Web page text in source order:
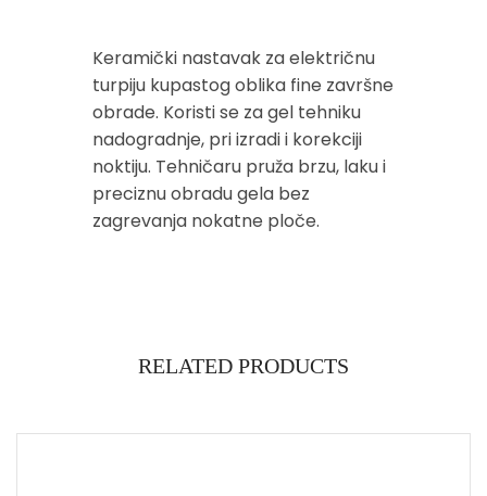
Keramički nastavak za električnu
turpiju kupastog oblika fine završne
obrade. Koristi se za gel tehniku
nadogradnje, pri izradi i korekciji
noktiju. Tehničaru pruža brzu, laku i
preciznu obradu gela bez
zagrevanja nokatne ploče.
RELATED PRODUCTS